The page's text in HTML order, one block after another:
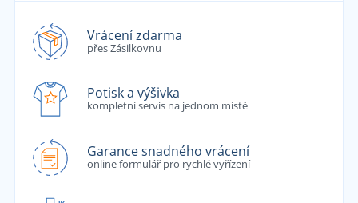
Vrácení zdarma
přes Zásilkovnu
Potisk a výšivka
kompletní servis na jednom místě
Garance snadného vrácení
online formulář pro rychlé vyřízení